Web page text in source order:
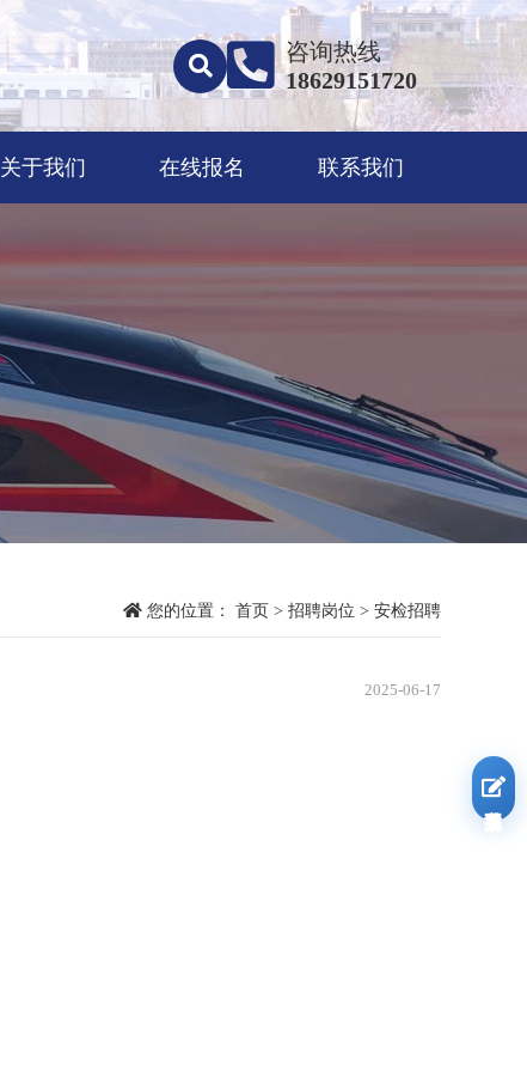
咨询热线
18629151720
关于我们 在线报名 联系我们
您的位置： 首页 > 招聘岗位 > 安检招聘
2025-06-17
我要报名